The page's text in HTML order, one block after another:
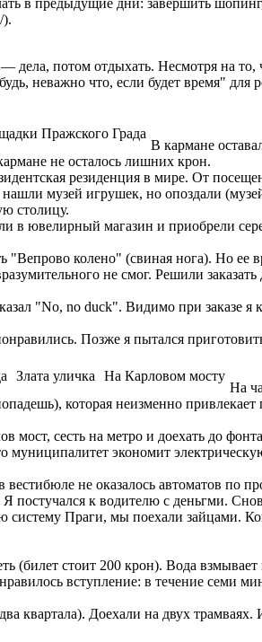
).
дела, потом отдыхать. Несмотря на то,
неважно что, если будет время" для
Пражского Града
В кармане
не осталось лишних крон.
резиденция в мире. От
музей игрушек, но опоздали
столицу.
в ювелирный магазин и приобрели
"Вепрово колено" (свиная нога). Но ее
не смог. Решили
"No, no duck". Видимо при заказе я
Позже я пытался
Злата уличка На Карловом мосту
На
которая неизменно привлекает
мост, сесть на метро и доехать до
муниципалитет экономит
не оказалось автоматов по
к водителю с деньгми.
систему Праги, мы поехали зайцами.
стоит 200 крон). Вода взмывает
вступление: в течение семи
квартала). Доехали на двух трамваях.